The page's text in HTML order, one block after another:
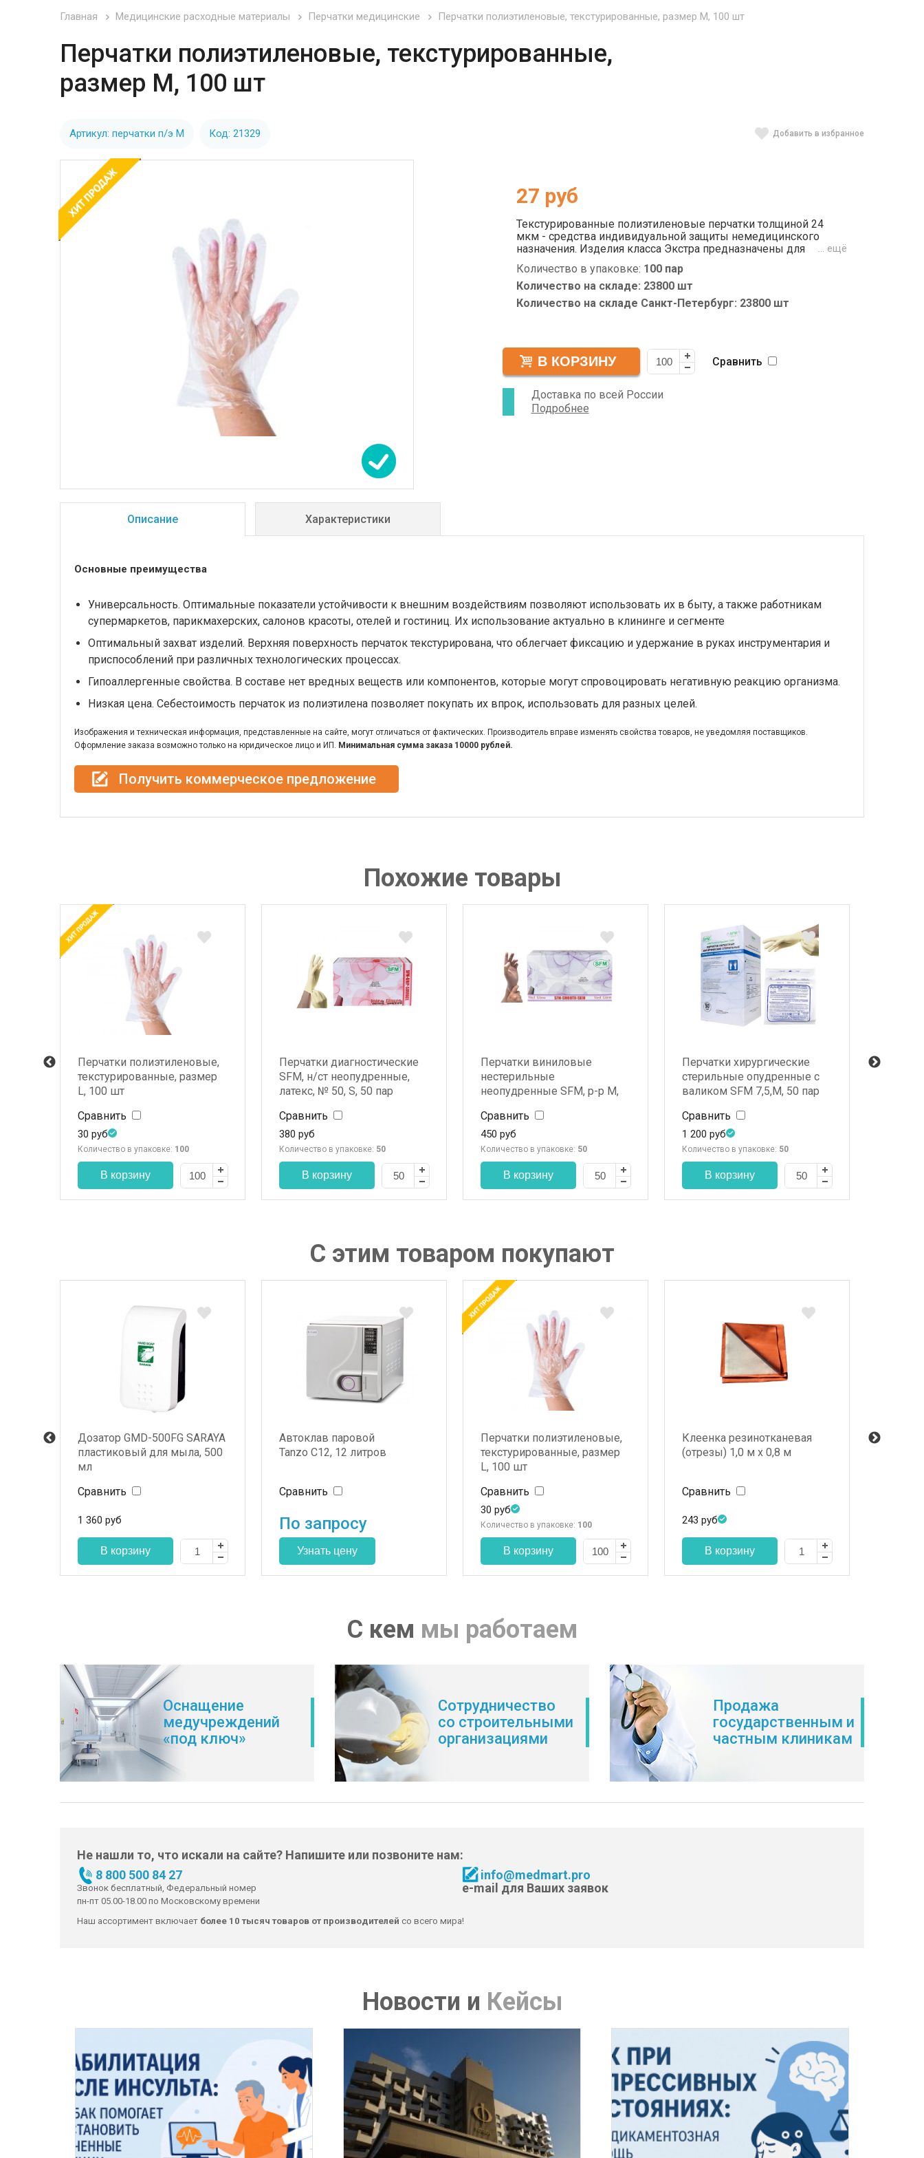
Главная Медицинские расходные материалы Перчатки медицинские Перчатки полиэтиленовые, текстурированные, размер М, 100 шт
Перчатки полиэтиленовые, текстурированные,
размер М, 100 шт
Артикул: перчатки п/э М Код: 21329 Добавить в избранное
27 руб
Текстурированные полиэтиленовые перчатки толщиной 24
мкм - средства индивидуальной защиты немедицинского
назначения. Изделия класса Экстра предназначены для
защиты рук персонала от воздействия рабочих веществ и
различных микроорганизмов. Рекомендованы для оснащения
пищевых производств (разрешен контакт с продуктами
питания), предприятий легкой промышленности. Цвет перчаток
- прозрачный, манжета - 28 см. Разделение на правую/левую
… ещё
Количество в упаковке: 100 пар
Количество на складе: 23800 шт
Количество на складе Санкт-Петербург: 23800 шт
Сравнить
Доставка по всей России
Подробнее
Описание Характеристики
Основные преимущества
Универсальность. Оптимальные показатели устойчивости к внешним воздействиям позволяют использовать их в быту, а также работникам
супермаркетов, парикмахерских, салонов красоты, отелей и гостиниц. Их использование актуально в клининге и сегменте
Оптимальный захват изделий. Верхняя поверхность перчаток текстурирована, что облегчает фиксацию и удержание в руках инструментария и
приспособлений при различных технологических процессах.
Гипоаллергенные свойства. В составе нет вредных веществ или компонентов, которые могут спровоцировать негативную реакцию организма.
Низкая цена. Себестоимость перчаток из полиэтилена позволяет покупать их впрок, использовать для разных целей.
Изображения и техническая информация, представленные на сайте, могут отличаться от фактических. Производитель вправе изменять свойства товаров, не уведомляя поставщиков.
Оформление заказа возможно только на юридическое лицо и ИП. Минимальная сумма заказа 10000 рублей.
Получить коммерческое предложение
Похожие товары
Перчатки полиэтиленовые,
текстурированные, размер
L, 100 шт
Сравнить
30 руб
Количество в упаковке: 100
Перчатки диагностические
SFM, н/ст неопудренные,
латекс, № 50, S, 50 пар
Сравнить
380 руб
Количество в упаковке: 50
Перчатки виниловые
нестерильные
неопудренные SFM, р-р М,
Сравнить
450 руб
Количество в упаковке: 50
Перчатки хирургические
стерильные опудренные с
валиком SFM 7,5,М, 50 пар
Сравнить
1 200 руб
Количество в упаковке: 50
С этим товаром покупают
Дозатор GMD-500FG SARAYA
пластиковый для мыла, 500
мл
Сравнить
1 360 руб
Автоклав паровой
Tanzo C12, 12 литров
Сравнить
По запросу
Перчатки полиэтиленовые,
текстурированные, размер
L, 100 шт
Сравнить
30 руб
Количество в упаковке: 100
Клеенка резинотканевая
(отрезы) 1,0 м х 0,8 м
Сравнить
243 руб
С кем мы работаем
Оснащение
медучреждений
«под ключ»
Сотрудничество
со строительными
организациями
Продажа
государственным и
частным клиникам
Не нашли то, что искали на сайте? Напишите или позвоните нам:
8 800 500 84 27
Звонок бесплатный, Федеральный номер
пн-пт 05.00-18.00 по Московскому времени
info@medmart.pro
e-mail для Ваших заявок
Наш ассортимент включает более 10 тысяч товаров от производителей со всего мира!
Новости и Кейсы